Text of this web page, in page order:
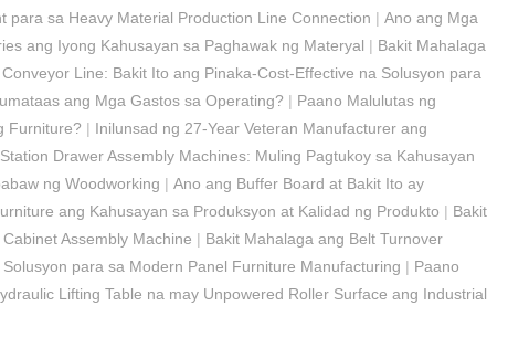
para sa Heavy Material Production Line Connection | Ano ang Mga
ang Iyong Kahusayan sa Paghawak ng Materyal | Bakit Mahalaga
Line: Bakit Ito ang Pinaka-Cost-Effective na Solusyon para
ang Mga Gastos sa Operating? | Paano Malulutas ng
Furniture? | Inilunsad ng 27-Year Veteran Manufacturer ang
Drawer Assembly Machines: Muling Pagtukoy sa Kahusayan
ng Woodworking | Ano ang Buffer Board at Bakit Ito ay
ang Kahusayan sa Produksyon at Kalidad ng Produkto | Bakit
Assembly Machine | Bakit Mahalaga ang Belt Turnover
para sa Modern Panel Furniture Manufacturing | Paano
Lifting Table na may Unpowered Roller Surface ang Industrial